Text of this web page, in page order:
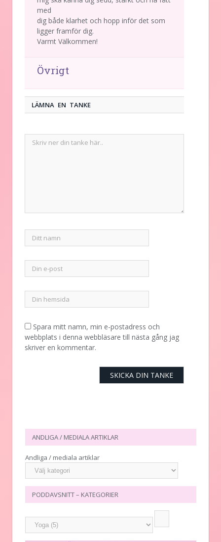
med
dig både klarhet och hopp inför det som
ligger framför dig.
Varmt Välkommen!
Övrigt
LÄMNA EN TANKE
Spara mitt namn, min e-postadress och
webbplats i denna webbläsare till nästa gång jag
skriver en kommentar.
ANDLIGA / MEDIALA ARTIKLAR
Andliga / mediala artiklar
PODDAVSNITT – KATEGORIER